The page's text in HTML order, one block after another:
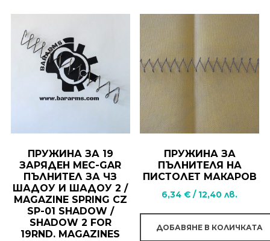
ПРУЖИНА ЗА 19
ЗАРЯДЕН MEC-GAR
ПЪЛНИТЕЛ ЗА ЧЗ
ШАДОУ И ШАДОУ 2 /
MAGAZINE SPRING CZ
SP-01 SHADOW /
SHADOW 2 FOR
19RND. MAGAZINES
ПРУЖИНА ЗА
ПЪЛНИТЕЛЯ НА
ПИСТОЛЕТ МАКАРОВ
6,34€ / 12,40лв.
ДОБАВЯНЕ В КОЛИЧКАТА